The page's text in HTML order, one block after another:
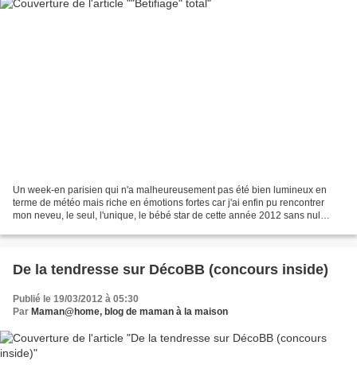
Un week-en parisien qui n'a malheureusement pas été bien lumineux en
terme de météo mais riche en émotions fortes car j'ai enfin pu rencontrer
mon neveu, le seul, l'unique, le bébé star de cette année 2012 sans nul
De la tendresse sur DécoBB (concours inside)
Publié le 19/03/2012 à 05:30
Par Maman@home, blog de maman à la maison